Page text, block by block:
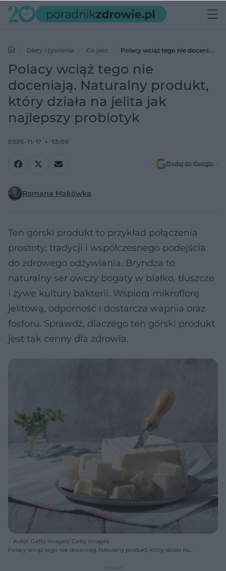
Diety i żywienie Co jesz
Polacy wciąż tego nie doceniają.
Naturalny produkt, który działa na jelita jak najlepszy probiotyk
Polacy wciąż tego nie
doceniają. Naturalny produkt,
który działa na jelita jak
najlepszy probiotyk
2025-11-17 13:08
Dodaj do Google
Romana Makówka
Ten górski produkt to przykład połączenia
prostoty, tradycji i współczesnego podejścia
do zdrowego odżywiania. Bryndza to
naturalny ser owczy bogaty w białko, tłuszcze
i żywe kultury bakterii. Wspiera mikroflorę
jelitową, odporność i dostarcza wapnia oraz
fosforu. Sprawdź, dlaczego ten górski produkt
jest tak cenny dla zdrowia.
Autor: Getty Images/ Getty Images
Polacy wciąż tego nie doceniają. Naturalny produkt, który działa na